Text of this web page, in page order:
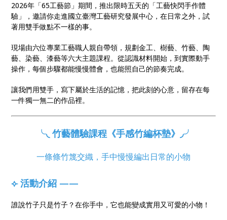
2026年「65工藝節」期間，推出限時五天的「工藝快閃手作體
驗」，邀請你走進國立臺灣工藝研究發展中心，在日常之外，試
著用雙手做點不一樣的事。
現場由六位專業工藝職人親自帶領，規劃金工、樹藝、竹藝、陶
藝、染藝、漆藝等六大主題課程。從認識材料開始，到實際動手
操作，每個步驟都能慢慢體會，也能照自己的節奏完成。
讓我們用雙手，寫下屬於生活的記憶，把此刻的心意，留存在每
一件獨一無二的作品裡。
╰◟ 竹藝體驗課程《手感竹編杯墊》◞╯
一條條竹篾交織，手中慢慢編出日常的小物
⟣ 活動介紹 ——
誰說竹子只是竹子？在你手中，它也能變成實用又可愛的小物！